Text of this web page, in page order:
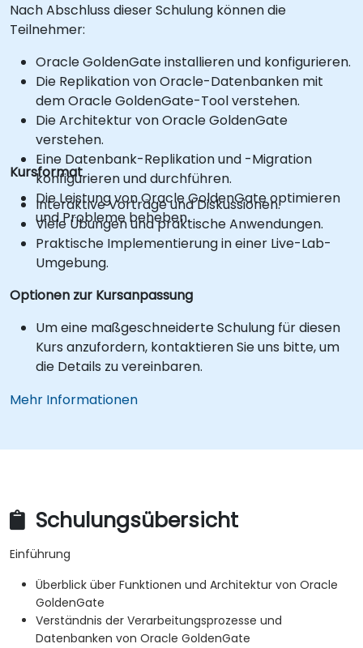
Nach Abschluss dieser Schulung können die
Teilnehmer:
Oracle GoldenGate installieren und konfigurieren.
Die Replikation von Oracle-Datenbanken mit
dem Oracle GoldenGate-Tool verstehen.
Die Architektur von Oracle GoldenGate
verstehen.
Eine Datenbank-Replikation und -Migration
konfigurieren und durchführen.
Die Leistung von Oracle GoldenGate optimieren
und Probleme beheben.
Kursformat
Interaktive Vorträge und Diskussionen.
Viele Übungen und praktische Anwendungen.
Praktische Implementierung in einer Live-Lab-
Umgebung.
Optionen zur Kursanpassung
Um eine maßgeschneiderte Schulung für diesen
Kurs anzufordern, kontaktieren Sie uns bitte, um
die Details zu vereinbaren.
Mehr Informationen
Schulungsübersicht
Einführung
Überblick über Funktionen und Architektur von Oracle
GoldenGate
Verständnis der Verarbeitungsprozesse und
Datenbanken von Oracle GoldenGate